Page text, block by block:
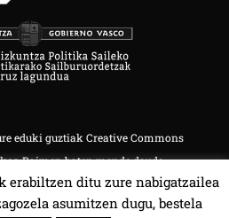
eduki guztiak Creative Commons
Baimen baten mende daude.
erabiltzen ditu zure nabigatzailea
asumitzen dugu, bestela